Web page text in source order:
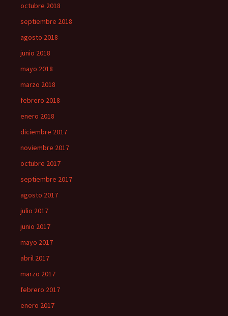
octubre 2018
septiembre 2018
agosto 2018
junio 2018
mayo 2018
marzo 2018
febrero 2018
enero 2018
diciembre 2017
noviembre 2017
octubre 2017
septiembre 2017
agosto 2017
julio 2017
junio 2017
mayo 2017
abril 2017
marzo 2017
febrero 2017
enero 2017